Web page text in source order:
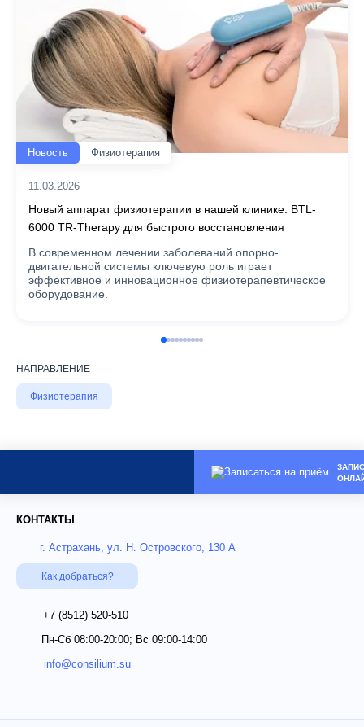
Новость Физиотерапия
11.03.2026
Новый аппарат физиотерапии в нашей клинике: BTL-
6000 TR-Therapy для быстрого восстановления
В современном лечении заболеваний опорно-
двигательной системы ключевую роль играет
эффективное и инновационное физиотерапевтическое
оборудование.
НАПРАВЛЕНИЕ
Физиотерапия
КОНТАКТЫ
г. Астрахань, ул. Н. Островского, 130 А
Как добраться?
+7 (8512) 520-510
Пн-Сб 08:00-20:00; Вс 09:00-14:00
info@consilium.su